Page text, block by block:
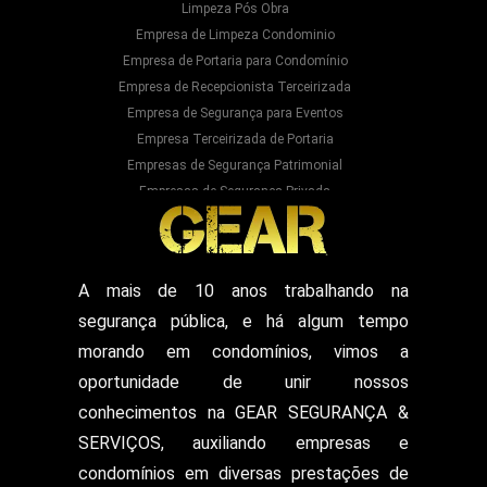
Limpeza Pós Obra
Empresa de Limpeza Condominio
Empresa de Portaria para Condomínio
Empresa de Recepcionista Terceirizada
Empresa de Segurança para Eventos
Empresa Terceirizada de Portaria
Empresas de Segurança Patrimonial
Empresas de Segurança Privada
Empresas Prestadoras de Serviços para
Condominios
Empresas Prestadoras de Serviços para Prédios
Prestação de Serviços de Recepção
Recepcionista Terceirizada
Segurança Particular Armado
Segurança Patrimonial E Monitoramento
Segurança Patrimonial em Hospitais
Segurança Patrimonial Eventos
Serviço de Escolta Armada
A mais de 10 anos trabalhando na
segurança pública, e há algum tempo
morando em condomínios, vimos a
oportunidade de unir nossos
conhecimentos na GEAR SEGURANÇA &
SERVIÇOS, auxiliando empresas e
condomínios em diversas prestações de